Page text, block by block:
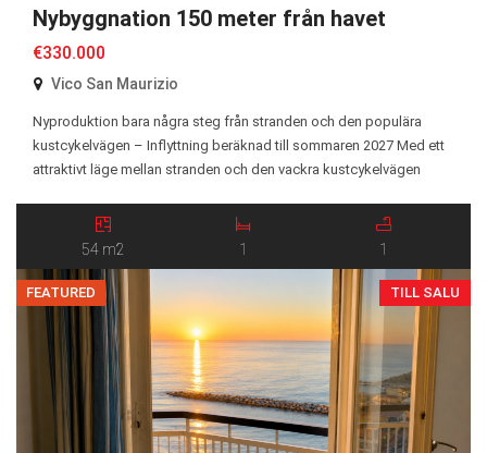
Nybyggnation 150 meter från havet
€330.000
Vico San Maurizio
Nyproduktion bara några steg från stranden och den populära
kustcykelvägen – Inflyttning beräknad till sommaren 2027 Med ett
attraktivt läge mellan stranden och den vackra kustcykelvägen
endast 10 lägenheter i energiklass A+, samtliga med hiss. Projektet
erbjuder ett urval av tvårumslägenheter och trerumslägenheter, alla
54 m2 1 1
FEATURED TILL SALU